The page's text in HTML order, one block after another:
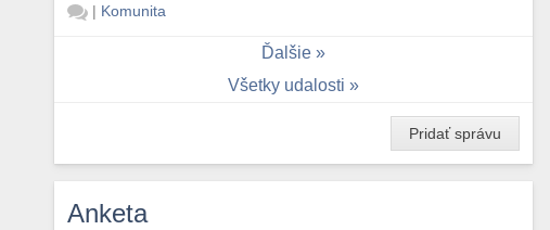
| Komunita
Ďalšie
Všetky udalosti
Pridať správu
Anketa